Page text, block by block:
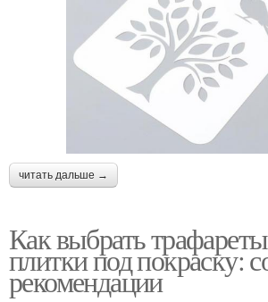
читать дальше →
Как выбрать
плитки под покраску:
рекомендации